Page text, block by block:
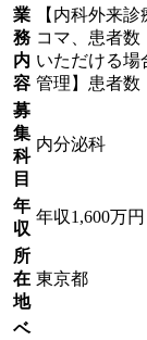
業
務
内
容
【内科外来
コマ、患者
いただける場
管理】患者数
募
集
科
目
内分泌科
年
収
年収1,600万円
所
在
地
東京都
ベ